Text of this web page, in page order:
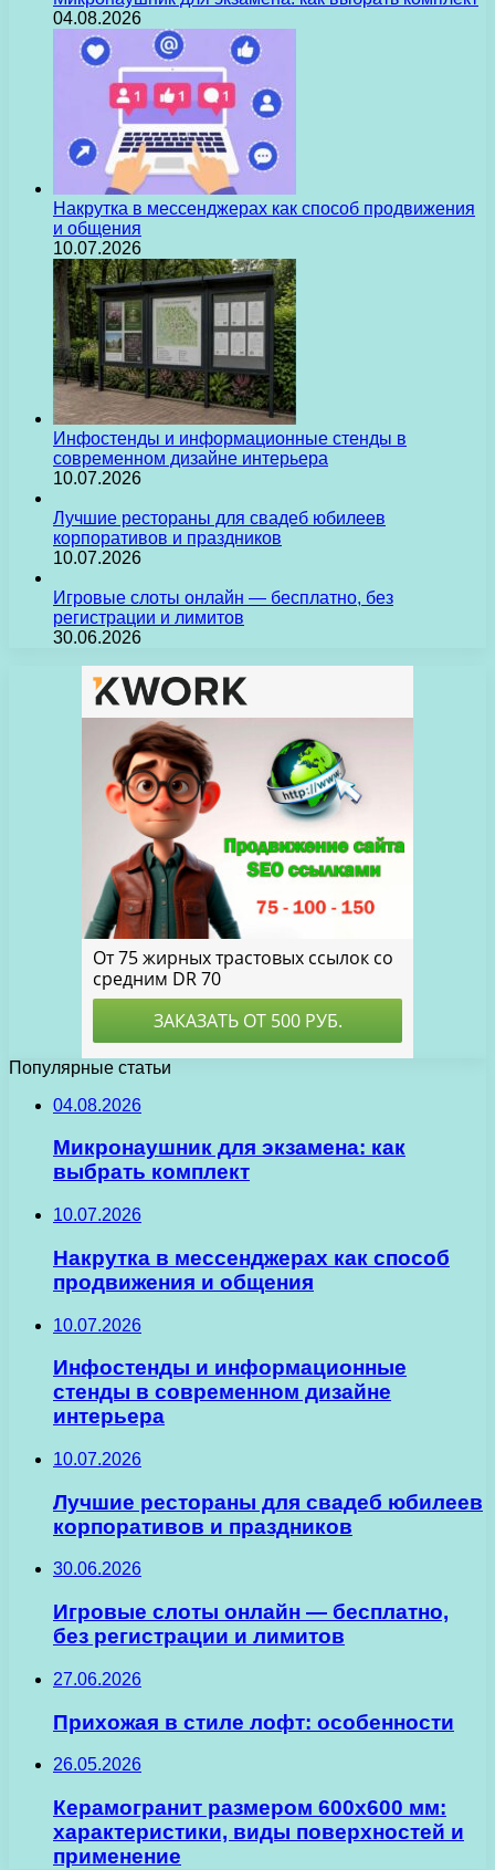
04.08.2026
Накрутка в мессенджерах как способ продвижения
и общения
10.07.2026
Инфостенды и информационные стенды в
современном дизайне интерьера
10.07.2026
Лучшие рестораны для свадеб юбилеев
корпоративов и праздников
10.07.2026
Игровые слоты онлайн — бесплатно, без
регистрации и лимитов
30.06.2026
Популярные статьи
04.08.2026
Микронаушник для экзамена: как
выбрать комплект
10.07.2026
Накрутка в мессенджерах как способ
продвижения и общения
10.07.2026
Инфостенды и информационные
стенды в современном дизайне
интерьера
10.07.2026
Лучшие рестораны для свадеб юбилеев
корпоративов и праздников
30.06.2026
Игровые слоты онлайн — бесплатно,
без регистрации и лимитов
27.06.2026
Прихожая в стиле лофт: особенности
26.05.2026
Керамогранит размером 600х600 мм:
характеристики, виды поверхностей и
применение